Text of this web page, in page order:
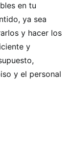
en tu
ya sea
y hacer los
y
y el personal